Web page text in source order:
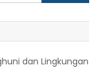
dan Lingkungan